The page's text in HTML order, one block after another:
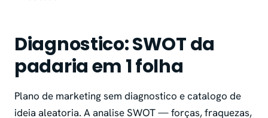
Diagnostico: SWOT da
padaria em 1 folha
Plano de marketing sem diagnostico e catalogo de
ideia aleatoria. A analise SWOT — forças, fraquezas,